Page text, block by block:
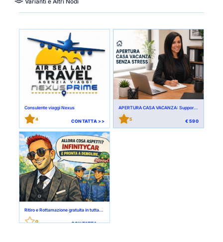
farle pagare ai clienti al loro prezzo di vendita,
aumentando così il margine di guadagno. Inoltre, non
c’è più bisogno di frigoriferi ingombranti: il
depuratore fornisce un flusso costante e illimitato di
acqua fresca, riducendo i costi operativi e
ottimizzando lo spazio in cucina.
Varianti e Altri Nodi
Consulente viaggi Nexus
4 CONTATTA >>
APERTURA CASA VACANZA: Supporto
Completo per Superare Burocrazia,
Confusione e Perdite di Tempo
5 € 590
Ritiro e Rottamazione gratuita in tutta
Italia
0
CONTATTA >>